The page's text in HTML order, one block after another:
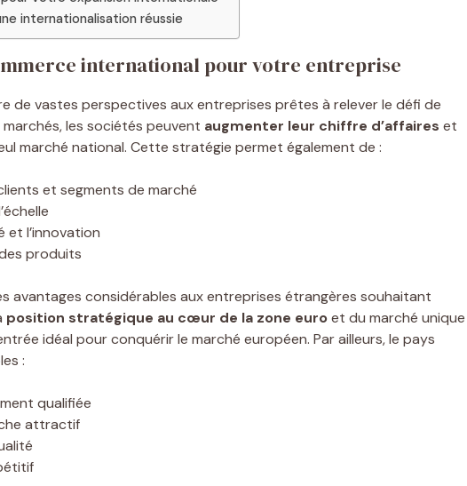
internationalisation réussie
international pour votre entreprise
de vastes perspectives aux entreprises prêtes à relever le défi de
marchés, les sociétés peuvent augmenter leur chiffre d’affaires et
marché national. Cette stratégie permet également de :
et segments de marché
et l’innovation
produits
avantages considérables aux entreprises étrangères souhaitant
position stratégique au cœur de la zone euroet du marché unique
idéal pour conquérir le marché européen. Par ailleurs, le pays
:
qualifiée
attractif